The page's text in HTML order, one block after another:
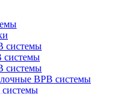
системы
системы
системы
ВРВ системы